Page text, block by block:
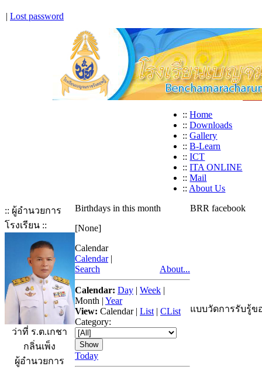
| Lost password
:: Home
:: Downloads
:: Gallery
:: B-Learn
:: ICT
:: ITA ONLINE
:: Mail
:: About Us
:: ผู้อำนวยการ
โรงเรียน ::
ว่าที่ ร.ต.เกชา
กลิ่นเพ็ง
ผู้อำนวยการ
Birthdays in this month
[None]
Calendar
Calendar |
Search
About...
Calendar: Day | Week |
Month | Year
View: Calendar| List | CList
Category:
Today
BRR facebook
แบบวัดการรับรู้ข